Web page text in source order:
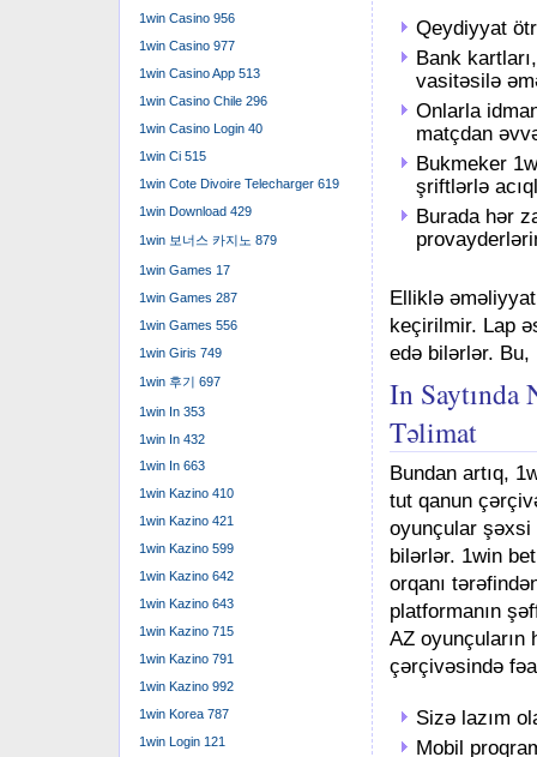
Qeydiyyat
Bank
vasitəsilə
Onlarla
matçdan
Bukmeker
şriftlərlə
Burada hər
Elliklə
keçirilmir. Lap
edə bilərlər.
In Saytında
Təlimat
Bundan artıq,
tut qanun
oyunçular şəxsi
bilərlər. 1win
orqanı
platformanın
AZ oyunçuların
çərçivəsində
Sizə lazım
Mobil
1win Casino 956
1win Casino 977
1win Casino App 513
1win Casino Chile 296
1win Casino Login 40
1win Ci 515
1win Cote Divoire Telecharger 619
1win Download 429
1win 보너스 카지노 879
1win Games 17
1win Games 287
1win Games 556
1win Giris 749
1win 후기 697
1win In 353
1win In 432
1win In 663
1win Kazino 410
1win Kazino 421
1win Kazino 599
1win Kazino 642
1win Kazino 643
1win Kazino 715
1win Kazino 791
1win Kazino 992
1win Korea 787
1win Login 121